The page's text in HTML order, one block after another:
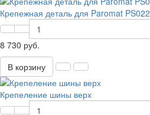
Крепежная деталь для Paromat PS022
8 730 руб.
В корзину
Крепеление шины верх